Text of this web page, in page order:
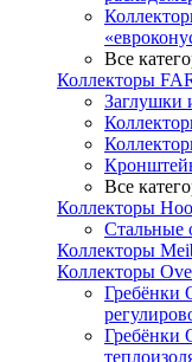
Все
Коллекторы
Заглушки
Все
Коллекторы
Стальные
Коллекторы
Коллекторы
Гребёнки
Гребёнки